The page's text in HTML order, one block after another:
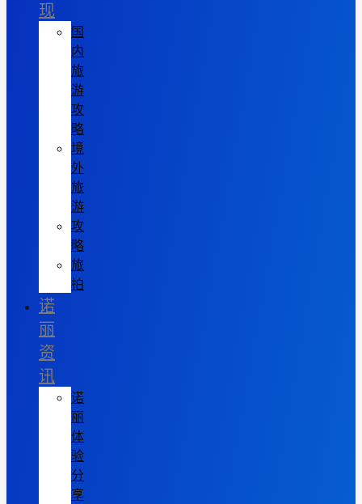
现
国
内
旅
游
攻
略
境
外
旅
游
攻
略
旅
拍
诺
丽
资
讯
诺
丽
体
验
分
享